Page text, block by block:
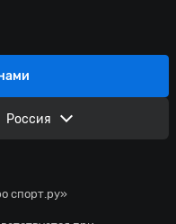
спорт.ру»
Россия